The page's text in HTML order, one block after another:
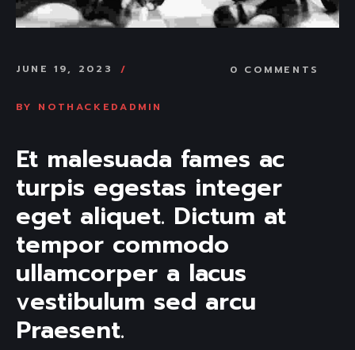
JUNE 19, 2023 0 COMMENTS
BY NOTHACKEDADMIN
Et malesuada fames ac
turpis egestas integer
eget aliquet. Dictum at
tempor commodo
ullamcorper a lacus
vestibulum sed arcu
Praesent.